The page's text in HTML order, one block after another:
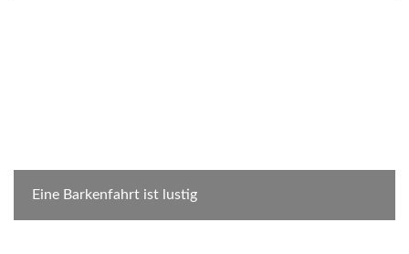
Eine Barkenfahrt ist lustig